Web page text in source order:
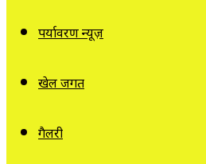
पर्यावरण न्यूज़
खेल जगत
गैलरी